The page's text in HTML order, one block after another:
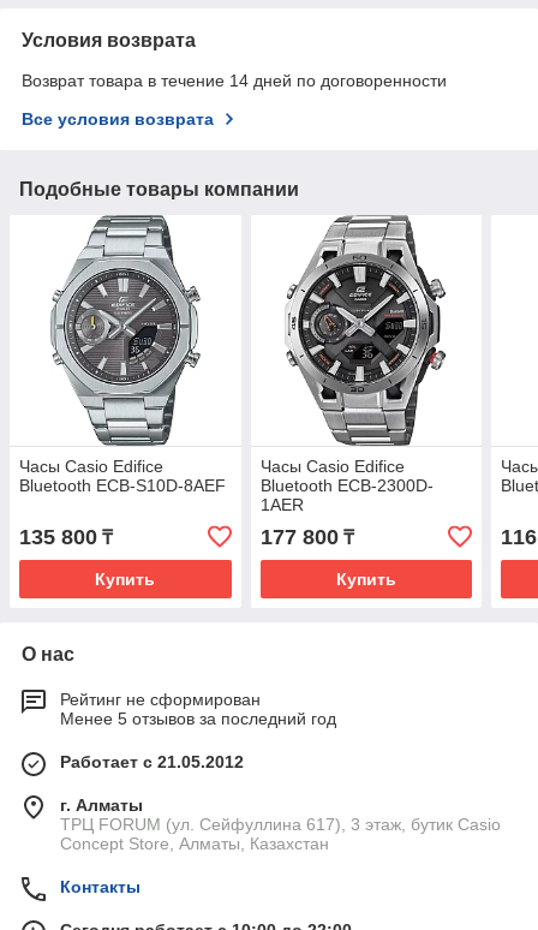
Условия возврата
Возврат товара в течение 14 дней по договоренности
Все условия возврата
Подобные товары компании
Часы Casio Edifice
Bluetooth ECB-S10D-8AEF
135 800 ₸
Купить
Часы Casio Edifice
Bluetooth ECB-2300D-
1AER
177 800₸
Купить
О нас
Рейтинг не сформирован
Менее 5 отзывов за последний год
Работает с 21.05.2012
г. Алматы
ТРЦ FORUM (ул. Сейфуллина 617), 3 этаж, бутик Casio
Concept Store, Алматы, Казахстан
Контакты